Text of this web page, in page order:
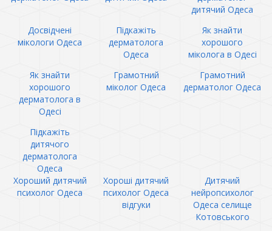
дитячий Одеса
Досвідчені
мікологи Одеса
Підкажіть
дерматолога
Одеса
Як знайти
хорошого
міколога в Одесі
Як знайти
хорошого
дерматолога в
Одесі
Грамотний
міколог Одеса
Грамотний
дерматолог Одеса
Підкажіть
дитячого
дерматолога
Одеса
Хороший дитячий
психолог Одеса
Хороші дитячий
психолог Одеса
відгуки
Дитячий
нейропсихолог
Одеса селище
Котовського